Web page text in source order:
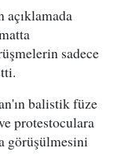
açıklamada
sadece
balistik füze
protestoculara
görüşülmesini